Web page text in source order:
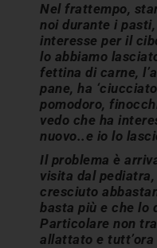
Nel frattempo,
noi durante i
interesse per il
lo abbiamo
fettina di carne,
pane, ha
pomodoro,
vedo che ha
nuovo..e io lo
Il problema è
visita dal
cresciuto
basta più e che lo
Particolare non
allattato e